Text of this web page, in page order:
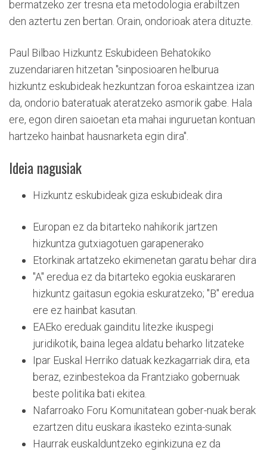
bermatzeko zer tresna eta metodologia erabiltzen
den aztertu zen bertan. Orain, ondorioak atera dituzte.
Paul Bilbao Hizkuntz Eskubideen Behatokiko
zuzendariaren hitzetan "sinposioaren helburua
hizkuntz eskubideak hezkuntzan foroa eskaintzea izan
da, ondorio bateratuak ateratzeko asmorik gabe. Hala
ere, egon diren saioetan eta mahai inguruetan kontuan
hartzeko hainbat hausnarketa egin dira".
Ideia nagusiak
Hizkuntz eskubideak giza eskubideak dira
Europan ez da bitarteko nahikorik jartzen
hizkuntza gutxiagotuen garapenerako
Etorkinak artatzeko ekimenetan garatu behar dira
"A" eredua ez da bitarteko egokia euskararen
hizkuntz gaitasun egokia eskuratzeko; "B" eredua
ere ez hainbat kasutan.
EAEko ereduak gainditu litezke ikuspegi
juridikotik, baina legea aldatu beharko litzateke
Ipar Euskal Herriko datuak kezkagarriak dira, eta
beraz, ezinbestekoa da Frantziako gobernuak
beste politika bati ekitea.
Nafarroako Foru Komunitatean gober-nuak berak
ezartzen ditu euskara ikasteko ezinta-sunak
Haurrak euskalduntzeko eginkizuna ez da